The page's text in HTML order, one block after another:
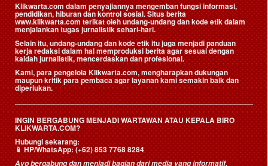
Klikwarta.com dalam penyajiannya mengemban fungsi informasi,
pendidikan, hiburan dan kontrol sosial. Situs berita
www.klikwarta.com terikat oleh undang-undang dan kode etik dalam
menjalankan tugas jurnalistik sehari-hari.
Selain itu, undang-undang dan kode etik itu juga menjadi panduan
kerja redaksi dalam hal memproduksi berita agar sesuai dengan
kaidah jurnalistik, mencerdaskan dan profesional.
Kami, para pengelola Klikwarta.com, mengharapkan dukungan
maupun kritik para pembaca agar layanan kami semakin baik dan
diperlukan.
INGIN BERGABUNG MENJADI WARTAWAN ATAU KEPALA BIRO
KLIKWARTA.COM?
Hubungi sekarang:
📱HP/WhatsApp:(+62) 853 7768 8284
Ayo bergabung dan menjadi bagian dari media yang informatif,